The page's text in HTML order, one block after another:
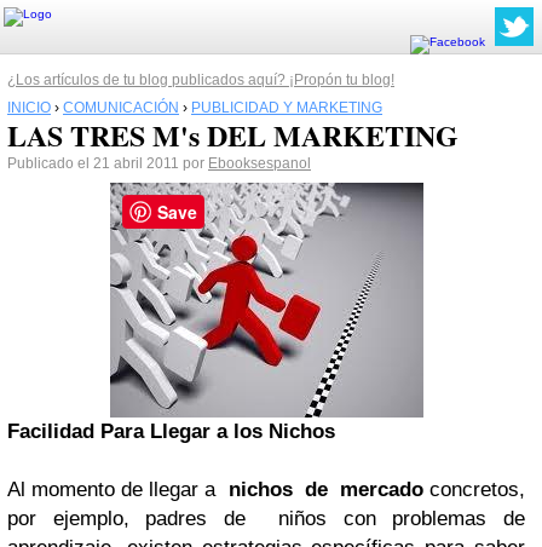
¿Los artículos de tu blog publicados aquí? ¡Propón tu blog!
INICIO › COMUNICACIÓN › PUBLICIDAD Y MARKETING
LAS TRES M's DEL MARKETING
Publicado el 21 abril 2011 por Ebooksespanol
Facilidad Para Llegar a los Nichos
Al momento de llegar a nichos de mercadoconcretos,
por ejemplo, padres de niños con problemas de
Save